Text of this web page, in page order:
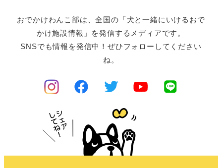
おでかけわんこ部は、全国の「犬と一緒にいけるおで
かけ施設情報」を発信するメディアです。
SNSでも情報を発信中！ぜひフォローしてください
ね。